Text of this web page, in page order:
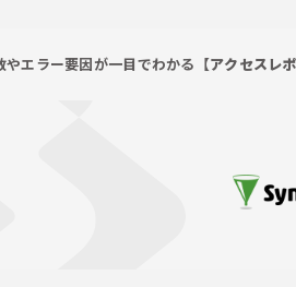
やエラー要因が一目でわかる 【アクセスレ